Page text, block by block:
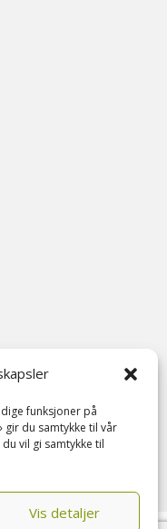
funksjoner på
gir du samtykke til vår
vil gi samtykke til
Vis detaljer